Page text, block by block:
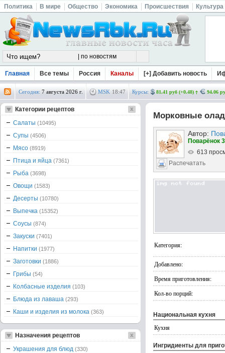
Политика В мире Общество Экономика Происшествия Культура
Главная Все темы Россия Каналы [+] Добавить новость
Сегодня: 7 августа 2026 г. MSK 18:47 Курсы: 81.41 руб (+0.48) 94.06
Морковные
Автор:
Поварёнок
613
Распечатать
Категория:
Добавлено:
Время приготовления:
Кол-во порций:
Национальная кухня
Кухня
Ингридиенты для
Категории рецептов
Салаты (10495)
Супы (4506)
Мясо (8919)
Птица и яйца (7361)
Рыба (3698)
Овощи (1583)
Десерты (10780)
Выпечка (15352)
Соусы (874)
Закуски (7401)
Напитки (1977)
Заготовки (1886)
Грибы (54)
Колбасные изделия (103)
Блюда из лаваша (293)
Каши и изделия из молока (363)
Назначения рецептов
Украшения для блюд (330)